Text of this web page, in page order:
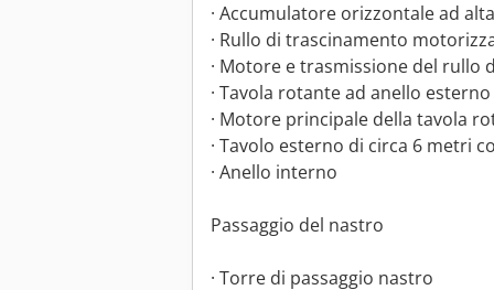
· Accumulatore orizzontale ad
· Rullo di trascinamento
· Motore e trasmissione del rullo
· Tavola rotante ad anello esterno
· Motore principale della tavola
· Tavolo esterno di circa 6 metri
· Anello interno
Passaggio del nastro
· Torre di passaggio nastro